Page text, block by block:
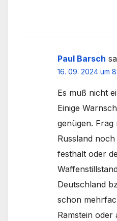
Paul Barsch
16. 09. 2024 um
Es muß nicht
Einige
genügen.
Russland
festhält oder
Deutschland
schon
Ramstein oder